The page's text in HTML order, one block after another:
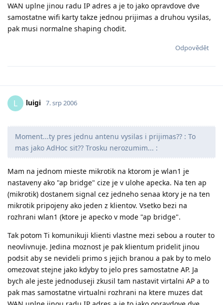
WAN uplne jinou radu IP adres a je to jako opravdove dve
samostatne wifi karty takze jednou prijimas a druhou vysilas,
pak musi normalne shaping chodit.
Odpovědět
L luigi 7. srp 2006
Moment...ty pres jednu antenu vysilas i prijimas?? : To
mas jako AdHoc sit?? Trosku nerozumim... :
Mam na jednom mieste mikrotik na ktorom je wlan1 je
nastaveny ako "ap bridge" cize je v ulohe apecka. Na ten ap
(mikrotik) dostanem signal cez jedneho senaa ktory je na ten
mikrotik pripojeny ako jeden z klientov. Vsetko bezi na
rozhrani wlan1 (ktore je apecko v mode "ap bridge".
Tak potom Ti komunikuji klienti vlastne mezi sebou a router to
neovlivnuje. Jedina moznost je pak klientum pridelit jinou
podsit aby se nevideli primo s jejich branou a pak by to melo
omezovat stejne jako kdyby to jelo pres samostatne AP. Ja
bych ale jeste jednoduseji zkusil tam nastavit virtalni AP a to
pak mas samostatne virtualni rozhrani na ktere muzes dat